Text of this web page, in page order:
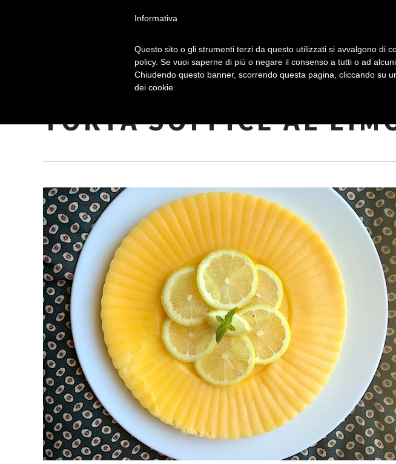
A
V
G
Z
I
N
E
P
R
I
N
C
I
A
L
RICETTA TORTA
TORTA SOFFICE AL
Informativa
Questo sito o gli strumenti terzi da questo utilizzati si avvalgono di
policy. Se vuoi saperne di più o negare il consenso a tutti o ad
Chiudendo questo banner, scorrendo questa pagina, cliccando su
dei cookie.